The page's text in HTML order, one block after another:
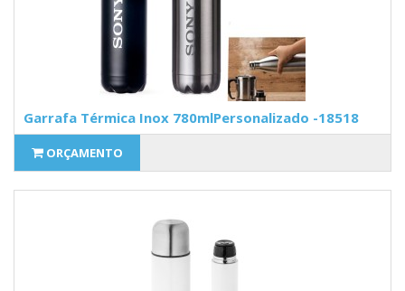
Garrafa Térmica Inox 780mlPersonalizado -18518
ORÇAMENTO